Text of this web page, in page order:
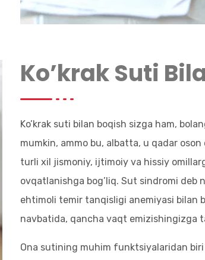
Ko’krak Suti
Ko’krak suti bilan boqish sizga ham,
mumkin, ammo bu, albatta, u qadar
turli xil jismoniy, ijtimoiy va hissiy
ovqatlanishga bog’liq. Sut sindromi deb
ehtimoli temir tanqisligi anemiyasi bilan
navbatida, qancha vaqt emizishingizga
Ona sutining muhim funktsiyalaridan